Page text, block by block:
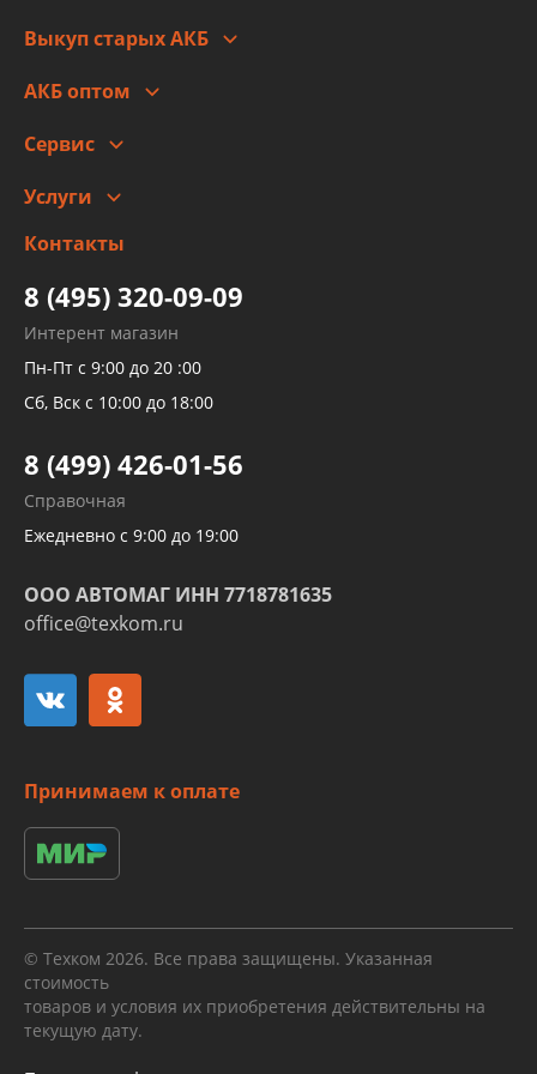
Правовая информация
Оплата
Гарантии и возврат
Выкуп старых АКБ
АКБ оптом
Сервис
Заправка кондиционера авто
Детейлинг
Услуги
высокого давления
Тормозных трубок
Рукавов гидроусилителей
Рукавов компрессоров и турбин
Трубок кондиционеров
Развертка пайка медных стальных
алюминиевых трубок и штуцеров
Контакты
8 (495) 320-09-09
Интерент магазин
Пн-Пт с 9:00 до 20 :00
Сб, Вск с 10:00 до 18:00
8 (499) 426-01-56
Справочная
Ежедневно с 9:00 до 19:00
ООО АВТОМАГ ИНН 7718781635
office@texkom.ru
Принимаем к оплате
© Техком 2026. Все права защищены. Указанная
стоимость
товаров и условия их приобретения действительны на
текущую дату.